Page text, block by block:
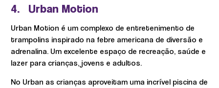
4. Urban Motion
Urban Motion é um complexo de entretenimento de
trampolins inspirado na febre americana de diversão e
adrenalina. Um excelente espaço de recreação, saúde e
lazer para crianças, jovens e adultos.
No Urban as crianças aproveitam uma incrível piscina de